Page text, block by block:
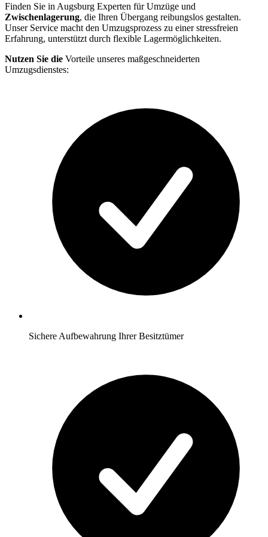
Finden Sie in Augsburg Experten für Umzüge und
Zwischenlagerung, die Ihren Übergang reibungslos gestalten.
Unser Service macht den Umzugsprozess zu einer stressfreien
Erfahrung, unterstützt durch flexible Lagermöglichkeiten.
Nutzen Sie die Vorteile unseres maßgeschneiderten
Umzugsdienstes:
Sichere Aufbewahrung Ihrer Besitztümer